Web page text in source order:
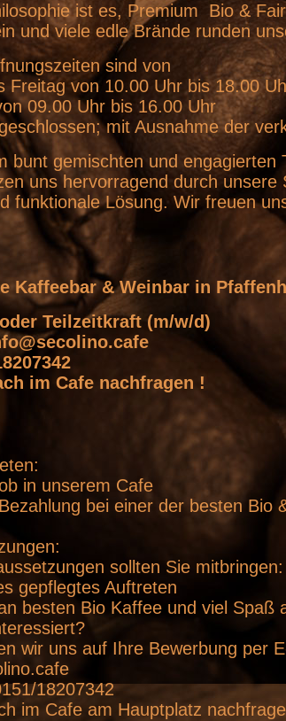
ist es, Premium Bio &
und viele edle Brände runden
sind von
Freitag von 10.00 Uhr bis 18.00
09.00 Uhr bis 16.00 Uhr
mit Ausnahme der
bunt gemischten und
uns hervorragend durch
funktionale Lösung. Wir freuen
Kaffeebar & Weinbar in
Teilzeitkraft (m/w/d)
im Cafe nachfragen !
in unserem Cafe
bei einer der besten Bio
sollten Sie mitbringen:
gepflegtes Auftreten
besten Bio Kaffee und viel Spaß
wir uns auf Ihre Bewerbung per
18207342
im Cafe am Hauptplatz